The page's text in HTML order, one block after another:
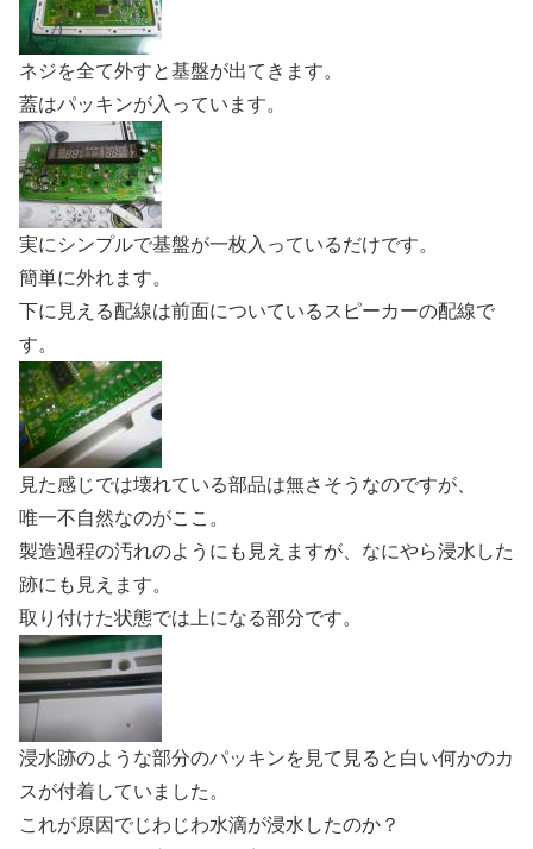
ネジを全て外すと基盤が出てきます。
蓋はパッキンが入っています。
実にシンプルで基盤が一枚入っているだけです。
簡単に外れます。
下に見える配線は前面についているスピーカーの配線で
す。
見た感じでは壊れている部品は無さそうなのですが、
唯一不自然なのがここ。
製造過程の汚れのようにも見えますが、なにやら浸水した
跡にも見えます。
取り付けた状態では上になる部分です。
浸水跡のような部分のパッキンを見て見ると白い何かのカ
スが付着していました。
これが原因でじわじわ水滴が浸水したのか？